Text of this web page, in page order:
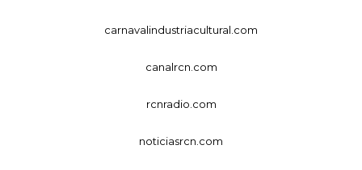
carnavalindustriacultural.com
canalrcn.com
rcnradio.com
noticiasrcn.com